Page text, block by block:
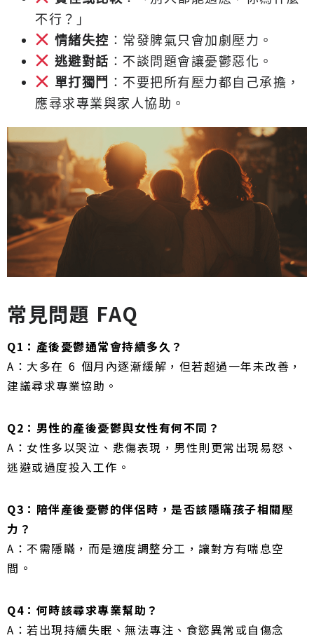
不行？」
情緒失控 ：常發脾氣只會加劇壓力。
逃避對話 ：不談問題會讓憂鬱惡化。
單打獨鬥 ：不要把所有壓力都自己承擔，
應尋求專業與家人協助。
常見問題 FAQ
Q1：產後憂鬱通常會持續多久？
A：大多在 6 個月內逐漸緩解，但若超過一年未改善，
建議尋求專業協助。
Q2：男性的產後憂鬱與女性有何不同？
A：女性多以哭泣、悲傷表現，男性則更常出現易怒、
逃避或過度投入工作。
Q3：陪伴產後憂鬱的伴侶時，是否該隱瞞孩子相關壓
力？
A：不需隱瞞，而是適度調整分工，讓對方有喘息空
間。
Q4：何時該尋求專業幫助？
A：若出現持續失眠、無法專注、食慾異常或自傷念